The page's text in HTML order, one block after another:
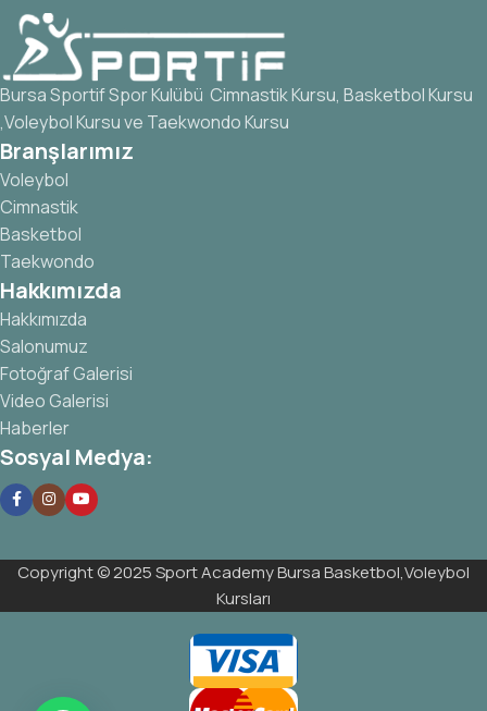
Bursa Sportif Spor Kulübü Cimnastik Kursu, Basketbol Kursu
,Voleybol Kursu ve Taekwondo Kursu
Branşlarımız
Voleybol
Cimnastik
Basketbol
Taekwondo
Hakkımızda
Hakkımızda
Salonumuz
Fotoğraf Galerisi
Video Galerisi
Haberler
Sosyal Medya:
Copyright © 2025 Sport Academy Bursa Basketbol,Voleybol
Kursları